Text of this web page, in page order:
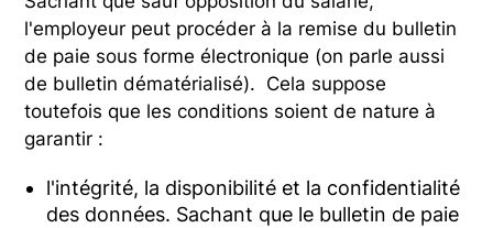
l'employeur peut procéder à la remise du bulletin
de paie sous forme électronique (on parle aussi
de bulletin dématérialisé). Cela suppose
toutefois que les conditions soient de nature à
garantir :
l'intégrité, la disponibilité et la confidentialité
des données. Sachant que le bulletin de paie